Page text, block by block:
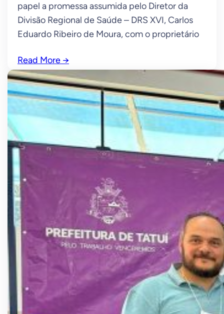
papel a promessa assumida pelo Diretor da
Divisão Regional de Saúde – DRS XVI, Carlos
Eduardo Ribeiro de Moura, com o proprietário
Read More →